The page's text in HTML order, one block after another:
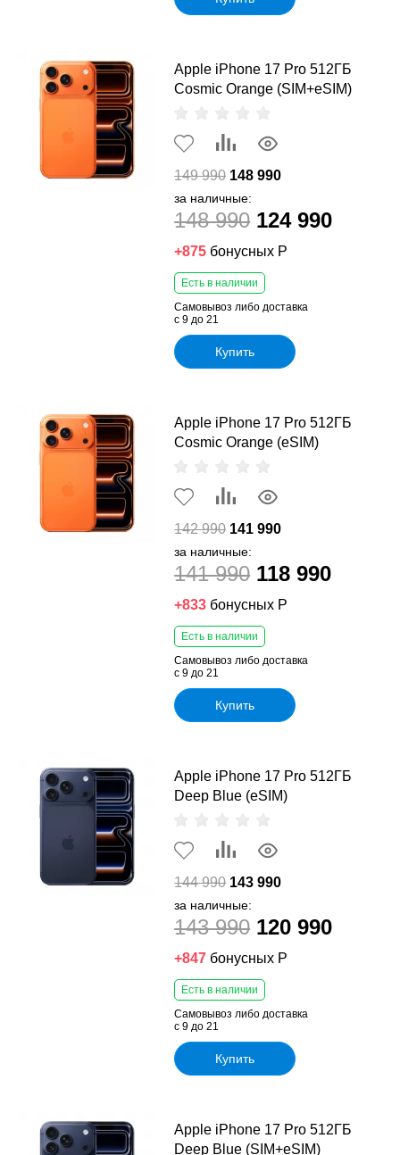
Apple iPhone 17 Pro 512ГБ
Cosmic Orange (SIM+eSIM)
149 990 148 990
за наличные:
148 990 124 990
+875 бонусных Р
Есть в наличии
Самовывоз либо доставка
с 9 до 21
Купить
Apple iPhone 17 Pro 512ГБ
Cosmic Orange (eSIM)
142 990 141 990
за наличные:
141 990 118 990
+833 бонусных Р
Есть в наличии
Самовывоз либо доставка
с 9 до 21
Купить
Apple iPhone 17 Pro 512ГБ
Deep Blue (eSIM)
144 990 143 990
за наличные:
143 990 120 990
+847 бонусных Р
Есть в наличии
Самовывоз либо доставка
с 9 до 21
Купить
Apple iPhone 17 Pro 512ГБ
Deep Blue (SIM+eSIM)